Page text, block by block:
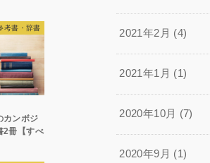
考書・辞書
カンボジ
2冊【すべ
2021年2月 (4)
2021年1月 (1)
2020年10月 (7)
2020年9月 (1)